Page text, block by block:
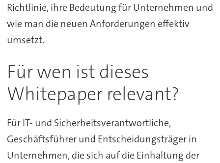
Richtlinie, ihre Bedeutung für Unternehmen und
wie man die neuen Anforderungen effektiv
umsetzt.
Für wen ist dieses
Whitepaper relevant?
Für IT- und Sicherheitsverantwortliche,
Geschäftsführer und Entscheidungsträger in
Unternehmen, die sich auf die Einhaltung der